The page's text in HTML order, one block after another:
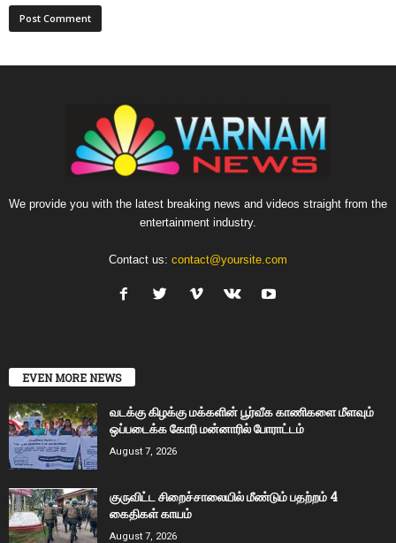
We provide you with the latest breaking news and videos straight from the
entertainment industry.
Contact us: contact@yoursite.com
EVEN MORE NEWS
வடக்கு கிழக்கு மக்களின் பூர்வீக காணிகளை மீளவும்
ஒப்படைக்க கோரி மன்னாரில் போராட்டம்
August 7, 2026
குருவிட்ட சிறைச்சாலையில் மீண்டும் பதற்றம் 4
கைதிகள் காயம்
August 7, 2026